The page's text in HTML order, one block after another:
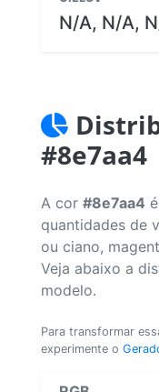
N/A, N/A,
#8e7aa4
A cor #8e7aa4
quantidades de
ou ciano,
Veja abaixo a
modelo.
Para transformar
experimente o